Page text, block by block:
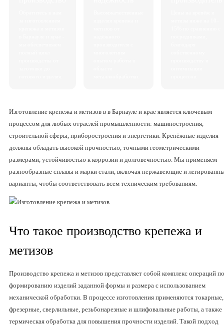
Изготовление крепежа и метизов в в Барнауле и крае является ключевым
процессом для любых отраслей промышленности: машиностроения,
строительной сферы, приборостроения и энергетики. Крепёжные изделия
должны обладать высокой прочностью, точными геометрическими
размерами, устойчивостью к коррозии и долговечностью. Мы применяем
разнообразные сплавы и марки стали, включая нержавеющие и
варианты, чтобы соответствовать всем техническим требованиям.
Что такое производство крепежа и
метизов
Производство крепежа и метизов представляет собой комплекс операций по
формированию изделий заданной формы и размера с использованием
механической обработки. В процессе изготовления применяются токарные,
фрезерные, сверлильные, резьбонарезные и шлифовальные работы, а также
термическая обработка для повышения прочности изделий. Такой подход